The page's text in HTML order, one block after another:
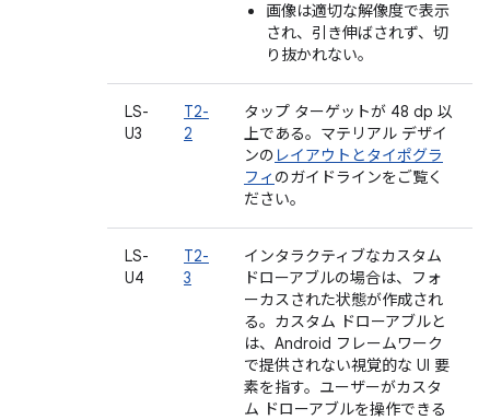
画像は適切な解像度で表示
され、引き伸ばされず、切
り抜かれない。
LS-
U3
T2-
2
タップ ターゲットが 48 dp 以
上である。マテリアル デザイ
ンの レイアウトとタイポグラ
フィ のガイドラインをご覧く
ださい。
LS-
U4
T2-
3
インタラクティブなカスタム
ドローアブルの場合は、フォ
ーカスされた状態が作成され
る。カスタム ドローアブルと
は、Android フレームワーク
で提供されない視覚的な UI 要
素を指す。ユーザーがカスタ
ム ドローアブルを操作できる